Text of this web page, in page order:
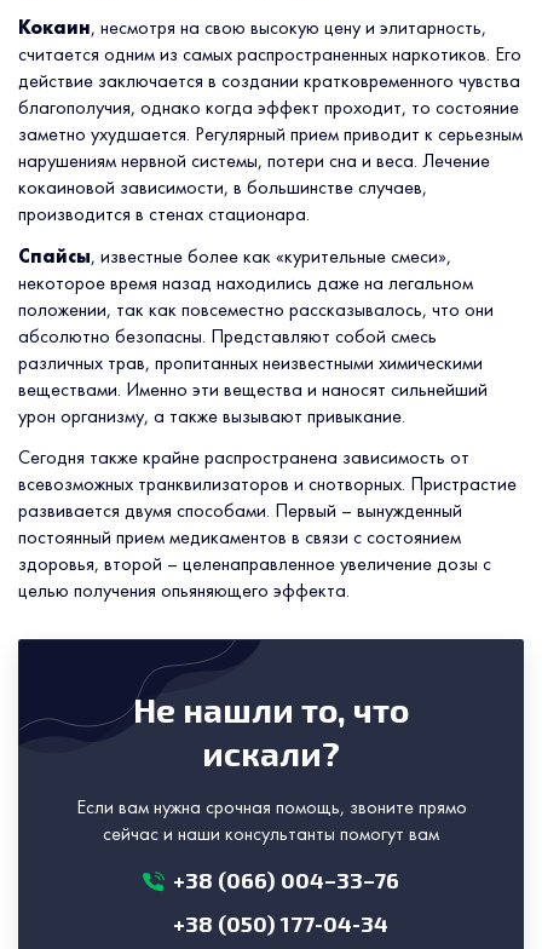
Кокаин, несмотря на свою высокую цену и элитарность,
считается одним из самых распространенных наркотиков. Его
действие заключается в создании кратковременного чувства
благополучия, однако когда эффект проходит, то состояние
заметно ухудшается. Регулярный прием приводит к серьезным
нарушениям нервной системы, потери сна и веса. Лечение
кокаиновой зависимости, в большинстве случаев,
производится в стенах стационара.
Спайсы, известные более как «курительные смеси»,
некоторое время назад находились даже на легальном
положении, так как повсеместно рассказывалось, что они
абсолютно безопасны. Представляют собой смесь
различных трав, пропитанных неизвестными химическими
веществами. Именно эти вещества и наносят сильнейший
урон организму, а также вызывают привыкание.
Сегодня также крайне распространена зависимость от
всевозможных транквилизаторов и снотворных. Пристрастие
развивается двумя способами. Первый – вынужденный
постоянный прием медикаментов в связи с состоянием
здоровья, второй – целенаправленное увеличение дозы с
целью получения опьяняющего эффекта.
Не нашли то, что
искали?
Если вам нужна срочная помощь, звоните прямо
сейчас и наши консультанты помогут вам
+38 (066) 004–33–76
+38 (050) 177-04-34